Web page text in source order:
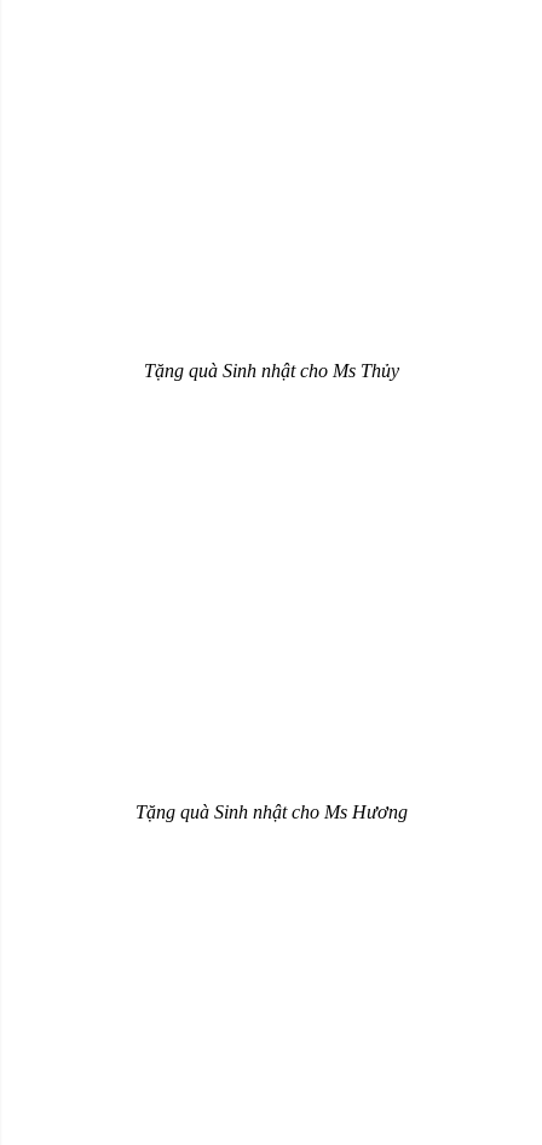
Tặng quà Sinh nhật cho Ms Thủy
Tặng quà Sinh nhật cho Ms Hương